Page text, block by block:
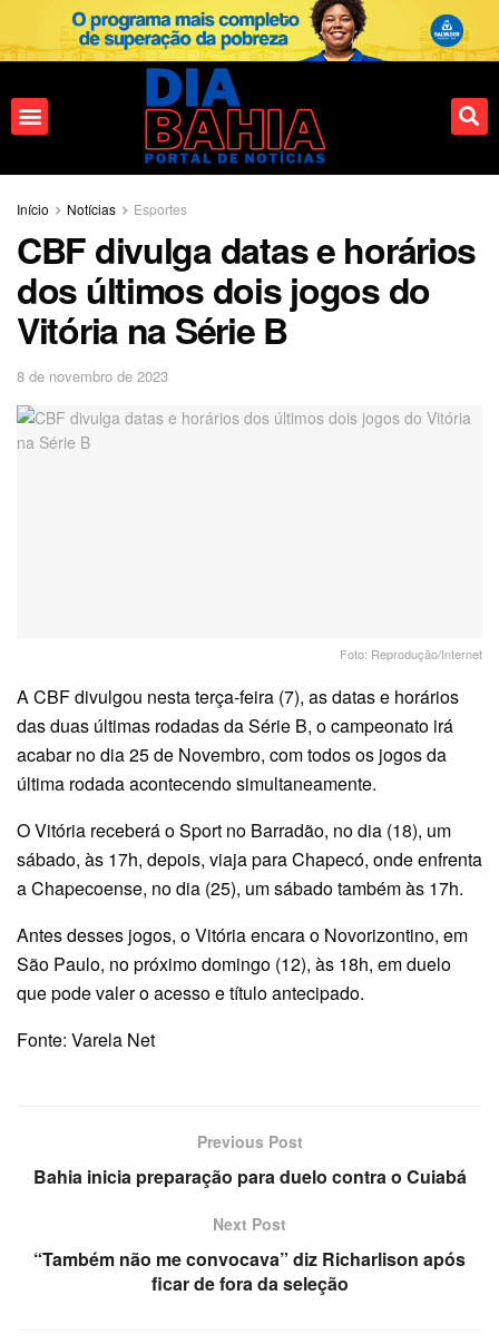
Início Notícias Esportes
CBF divulga datas e horários
dos últimos dois jogos do
Vitória na Série B
8 de novembro de 2023
Foto: Reprodução/Internet
A CBF divulgou nesta terça-feira (7), as datas e horários
das duas últimas rodadas da Série B, o campeonato irá
acabar no dia 25 de Novembro, com todos os jogos da
última rodada acontecendo simultaneamente.
O Vitória receberá o Sport no Barradão, no dia (18), um
sábado, às 17h, depois, viaja para Chapecó, onde enfrenta
a Chapecoense, no dia (25), um sábado também às 17h.
Antes desses jogos, o Vitória encara o Novorizontino, em
São Paulo, no próximo domingo (12), às 18h, em duelo
que pode valer o acesso e título antecipado.
Fonte: Varela Net
Previous Post
Bahia inicia preparação para duelo contra o Cuiabá
Next Post
“Também não me convocava” diz Richarlison após
ficar de fora da seleção